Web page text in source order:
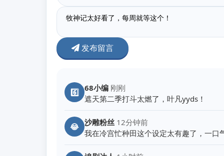
发布留言
6️⃣ 68小编 刚刚
遮天第二季打斗太燃了，叶凡yyds！
😂 沙雕粉丝 12分钟前
我在冷宫忙种田这个设定太有趣了，一口